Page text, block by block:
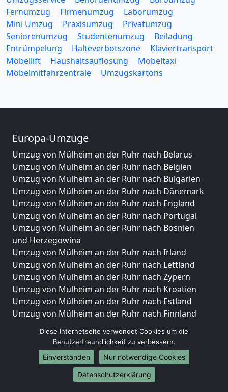
Fernumzug
Firmenumzug
Laborumzug
Mini Umzug
Praxisumzug
Privatumzug
Seniorenumzug
Studentenumzug
Beiladung
Entrümpelung
Halteverbotszone
Klaviertransport
Möbellift
Haushaltsauflösung
Möbeltaxi
Möbelmitfahrzentrale
Umzugskartons
Europa-Umzüge
Umzug von Mülheim an der Ruhr nach Belarus
Umzug von Mülheim an der Ruhr nach Belgien
Umzug von Mülheim an der Ruhr nach Bulgarien
Umzug von Mülheim an der Ruhr nach Dänemark
Umzug von Mülheim an der Ruhr nach England
Umzug von Mülheim an der Ruhr nach Portugal
Umzug von Mülheim an der Ruhr nach Bosnien
und Herzegowina
Umzug von Mülheim an der Ruhr nach Irland
Umzug von Mülheim an der Ruhr nach Lettland
Umzug von Mülheim an der Ruhr nach Zypern
Umzug von Mülheim an der Ruhr nach Kroatien
Umzug von Mülheim an der Ruhr nach Estland
Umzug von Mülheim an der Ruhr nach Finnland
Umzug von Mülheim an der Ruhr nach Griechenland
Umzug von Mülheim an der Ruhr nach Italien
Umzug von Mülheim an der Ruhr nach Liechtenstein
Umzug von Mülheim an der Ruhr nach Luxemburg
Diese Internetseite verwendet Cookies um die
Benutzerfreundlichkeit zu verbessern.
Einverstanden
Nur notwendige Cookies
Datenschutzerklärung